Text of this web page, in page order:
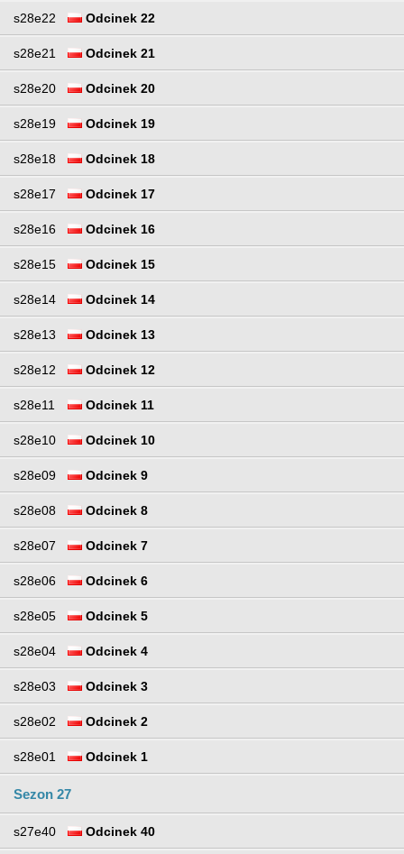
s28e22 Odcinek 22
s28e21 Odcinek 21
s28e20 Odcinek 20
s28e19 Odcinek 19
s28e18 Odcinek 18
s28e17 Odcinek 17
s28e16 Odcinek 16
s28e15 Odcinek 15
s28e14 Odcinek 14
s28e13 Odcinek 13
s28e12 Odcinek 12
s28e11 Odcinek 11
s28e10 Odcinek 10
s28e09 Odcinek 9
s28e08 Odcinek 8
s28e07 Odcinek 7
s28e06 Odcinek 6
s28e05 Odcinek 5
s28e04 Odcinek 4
s28e03 Odcinek 3
s28e02 Odcinek 2
s28e01 Odcinek 1
Sezon 27
s27e40 Odcinek 40